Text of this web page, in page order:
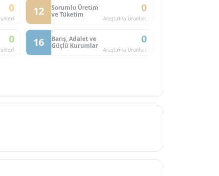
0 12
Sorumlu Üretim
ve Tüketim
0
Araştırma Ürünleri
0 16
Barış, Adalet ve
Güçlü Kurumlar
0
Araştırma Ürünleri